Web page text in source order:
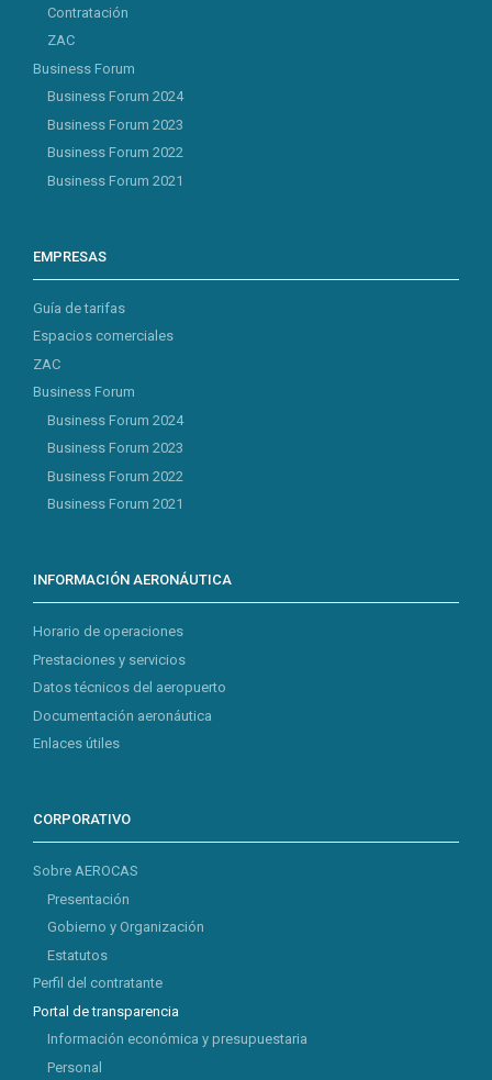
Contratación
ZAC
Business Forum
Business Forum 2024
Business Forum 2023
Business Forum 2022
Business Forum 2021
EMPRESAS
Guía de tarifas
Espacios comerciales
ZAC
Business Forum
Business Forum 2024
Business Forum 2023
Business Forum 2022
Business Forum 2021
INFORMACIÓN AERONÁUTICA
Horario de operaciones
Prestaciones y servicios
Datos técnicos del aeropuerto
Documentación aeronáutica
Enlaces útiles
CORPORATIVO
Sobre AEROCAS
Presentación
Gobierno y Organización
Estatutos
Perfil del contratante
Portal de transparencia
Información económica y presupuestaria
Personal